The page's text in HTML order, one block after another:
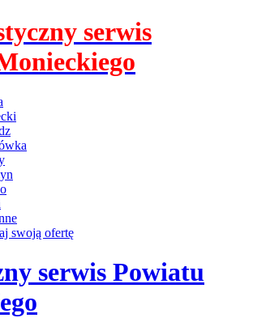
serwis
swoją ofertę
serwis Powiatu